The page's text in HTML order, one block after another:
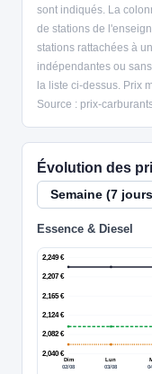
sont indiqués. La
de stations de
stations rattachées à
indépendantes ou
la liste ci-dessus. Prix
Source : prix-
Évolution des
Essence & Diesel
2,040 €
2,082 €
2,124 €
2,165 €
2,207 €
2,249 €
Dim
02/08
Lun
03/08